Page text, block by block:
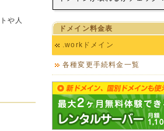
や人
ドメイン料金表
.workドメイン
各種変更手続料金一覧